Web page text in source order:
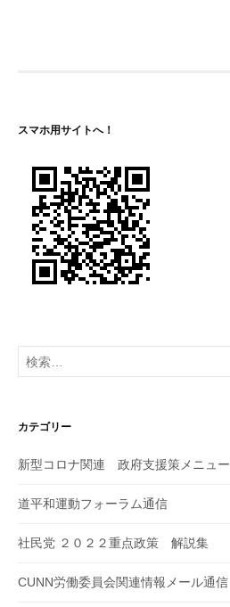
シ
ョ
ン
スマホ用サイトへ！
検
索:
カテゴリー
新型コロナ関連 政府支援策メニュー
道平和運動フォーラム通信
社民党 ２０２２重点政策 解説集
CUNN労働委員会関連情報メール通信